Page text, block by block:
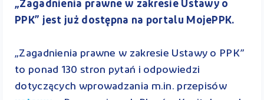
„Zagadnienia prawne w zakresie Ustawy o
PPK” jest już dostępna na portalu MojePPK.
„Zagadnienia prawne w zakresie Ustawy o PPK”
to ponad 130 stron pytań i odpowiedzi
dotyczących wprowadzania m.in. przepisów